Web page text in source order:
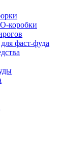
коробки
фаст-фуда